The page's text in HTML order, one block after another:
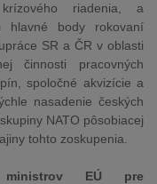
riadenia, a
hlavné body rokovaní
SR a ČR v oblasti
činnosti pracovných
spoločné akvizície a
nasadenie českých
NATO pôsobiacej
tohto zoskupenia.
ministrov EÚ pre